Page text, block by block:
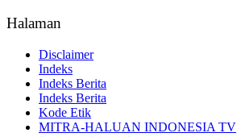
Halaman
Disclaimer
Indeks
Indeks Berita
Indeks Berita
Kode Etik
MITRA-HALUAN INDONESIA TV